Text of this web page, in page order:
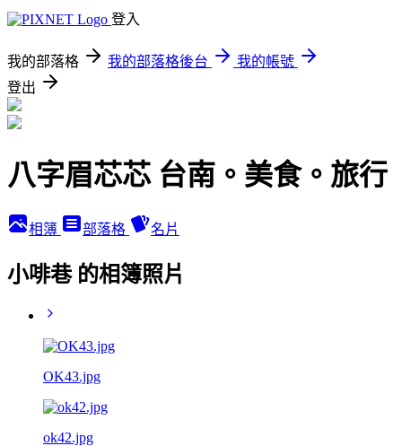
登入
我的部落格 我的部落格後台
我的帳號
登出
八字眉芯芯 台南。美食。旅行
相簿 部落格 名片
小啡巷 的相簿照片
OK43.jpg
ok42.jpg